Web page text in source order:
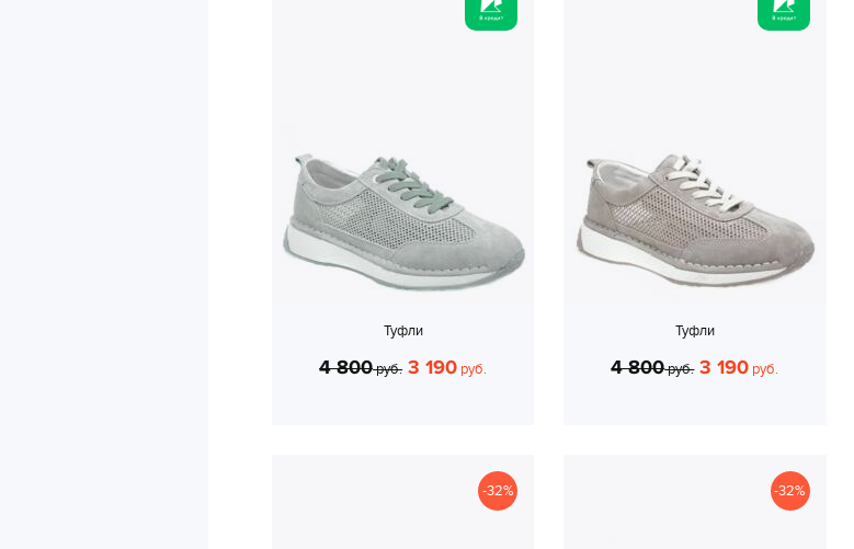
Туфли
4 800руб. 3 190 руб.
Туфли
4 800руб. 3 190 руб.
-32% -32%